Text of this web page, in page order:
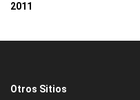
2011
Otros Sitios